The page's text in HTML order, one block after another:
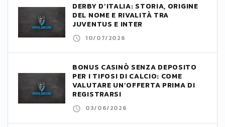
DERBY D’ITALIA: STORIA, ORIGINE
DEL NOME E RIVALITÀ TRA
JUVENTUS E INTER
10/07/2026
BONUS CASINÒ SENZA DEPOSITO
PER I TIFOSI DI CALCIO: COME
VALUTARE UN’OFFERTA PRIMA DI
REGISTRARSI
03/06/2026